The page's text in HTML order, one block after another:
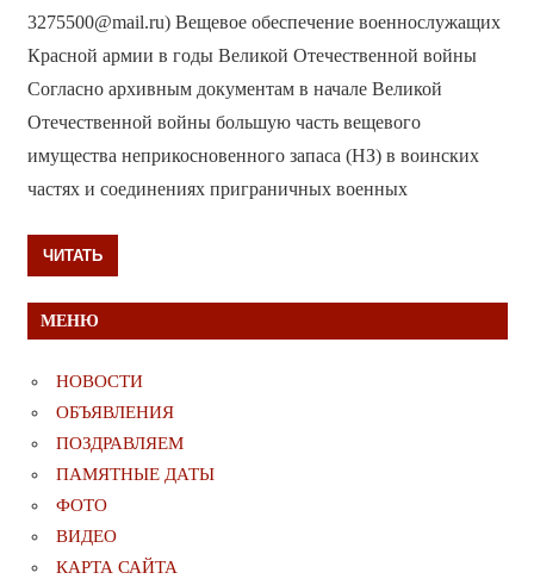
3275500@mail.ru) Вещевое обеспечение военнослужащих
Красной армии в годы Великой Отечественной войны
Согласно архивным документам в начале Великой
Отечественной войны большую часть вещевого
имущества неприкосновенного запаса (НЗ) в воинских
частях и соединениях приграничных военных
ЧИТАТЬ
МЕНЮ
НОВОСТИ
ОБЪЯВЛЕНИЯ
ПОЗДРАВЛЯЕМ
ПАМЯТНЫЕ ДАТЫ
ФОТО
ВИДЕО
КАРТА САЙТА